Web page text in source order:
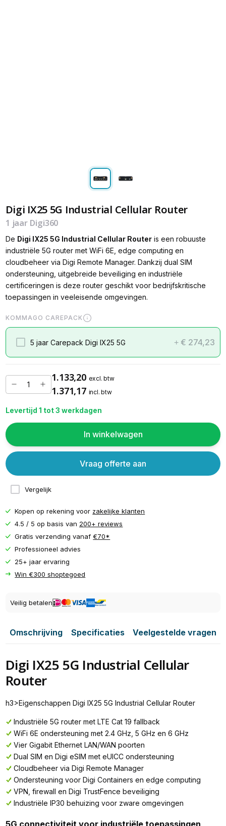
Digi IX25 5G Industrial Cellular Router
1 jaar Digi360
De Digi IX25 5G Industrial Cellular Routeris een robuuste
industriële 5G router met WiFi 6E, edge computing en
cloudbeheer via Digi Remote Manager. Dankzij dual SIM
ondersteuning, uitgebreide beveiliging en industriële
certificeringen is deze router geschikt voor bedrijfskritische
toepassingen in veeleisende omgevingen.
KOMMAGO CAREPACK
5 jaar Carepack Digi IX25 5G + € 274,23
1.133,20 excl. btw
1.371,17 incl. btw
Levertijd 1 tot 3 werkdagen
In winkelwagen
Vergelijk
Vraag offerte aan
Kopen op rekening voor zakelijke klanten
4.5 / 5 op basis van 200+ reviews
Gratis verzending vanaf€70*
Professioneel advies
25+ jaar ervaring
Win €300 shoptegoed
Veilig betalen
Omschrijving Specificaties Veelgestelde vragen
Digi IX25 5G Industrial Cellular
Router
h3>Eigenschappen Digi IX25 5G Industrial Cellular Router
Industriële 5G router met LTE Cat 19 fallback
WiFi 6E ondersteuning met 2.4 GHz, 5 GHz en 6 GHz
Vier Gigabit Ethernet LAN/WAN poorten
Dual SIM en Digi eSIM met eUICC ondersteuning
Cloudbeheer via Digi Remote Manager
Ondersteuning voor Digi Containers en edge computing
VPN, firewall en Digi TrustFence beveiliging
Industriële IP30 behuizing voor zware omgevingen
5G connectiviteit voor industriële toepassingen